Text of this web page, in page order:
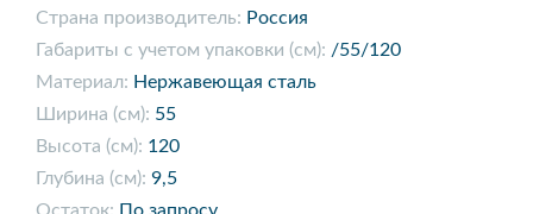
Страна производитель: Россия
Габариты с учетом упаковки (см): /55/120
Материал: Нержавеющая сталь
Ширина (см): 55
Высота (см): 120
Глубина (см): 9,5